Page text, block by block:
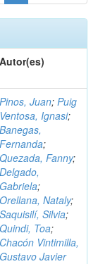
Autor(es)
Pinos, Juan; Puig
Ventosa, Ignasi;
Banegas,
Fernanda;
Quezada, Fanny;
Delgado,
Gabriela;
Orellana, Nataly;
Saquisilí, Silvia;
Quindi, Toa;
Chacón Vintimilla,
Gustavo Javier